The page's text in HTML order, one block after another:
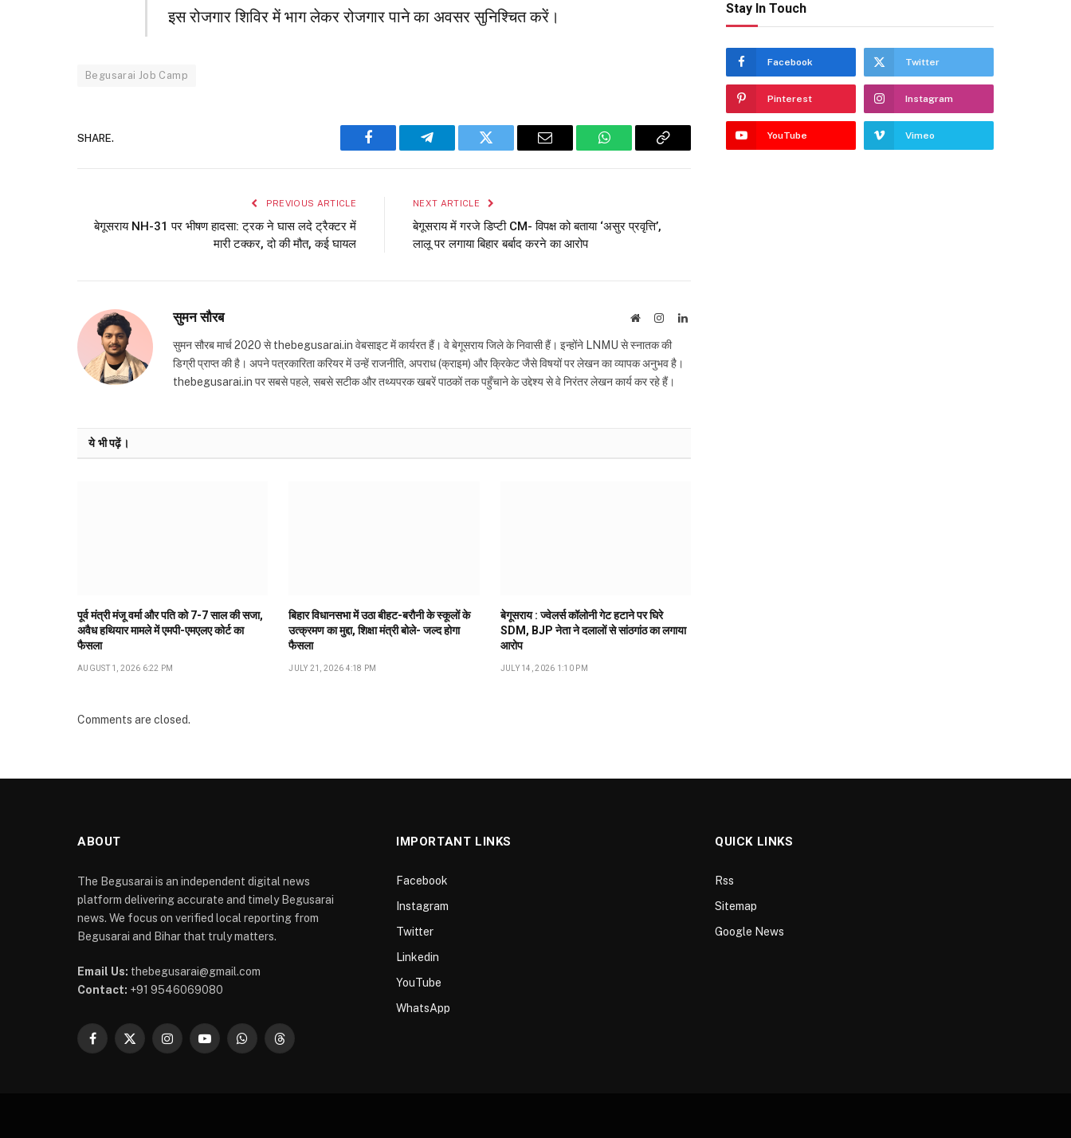
इस रोजगार शिविर में भाग लेकर रोजगार पाने का अवसर सुनिश्चित करें।
Begusarai Job Camp
SHARE.
Facebook Telegram Twitter Email WhatsAppCopy
PREVIOUS ARTICLE
बेगूसराय NH-31 पर भीषण हादसा: ट्रक ने घास लदे ट्रैक्टर में
मारी टक्कर, दो की मौत, कई घायल
NEXT ARTICLE
बेगूसराय में गरजे डिप्टी CM- विपक्ष को बताया ‘असुर प्रवृत्ति’,
लालू पर लगाया बिहार बर्बाद करने का आरोप
सुमन सौरब WebsiteInstagramLinkedIn
सुमन सौरब मार्च 2020 से thebegusarai.in वेबसाइट में कार्यरत हैं। वे बेगूसराय जिले के निवासी हैं। इन्होंने LNMU से स्नातक की
डिग्री प्राप्त की है। अपने पत्रकारिता करियर में उन्हें राजनीति, अपराध (क्राइम) और क्रिकेट जैसे विषयों पर लेखन का व्यापक अनुभव है।
thebegusarai.in पर सबसे पहले, सबसे सटीक और तथ्यपरक खबरें पाठकों तक पहुँचाने के उद्देश्य से वे निरंतर लेखन कार्य कर रहे हैं।
ये भी पढ़ें।
पूर्व मंत्री मंजू वर्मा और पति को 7-7 साल की सजा,
अवैध हथियार मामले में एमपी-एमएलए कोर्ट का
फैसला
AUGUST 1, 2026 6:22 PM
बिहार विधानसभा में उठा बीहट-बरौनी के स्कूलों के
उत्क्रमण का मुद्दा, शिक्षा मंत्री बोले- जल्द होगा
फैसला
JULY 21, 2026 4:18 PM
बेगूसराय : ज्वेलर्स कॉलोनी गेट हटाने पर घिरे
SDM, BJP नेता ने दलालों से सांठगांठ का लगाया
आरोप
JULY 14, 2026 1:10 PM
Comments are closed.
Stay In Touch
Facebook Twitter
Pinterest Instagram
YouTube Vimeo
ABOUT
The Begusarai is an independent digital news
platform delivering accurate and timely Begusarai
news. We focus on verified local reporting from
Begusarai and Bihar that truly matters.
Email Us: thebegusarai@gmail.com
Contact: +91 9546069080
Facebook
X
InstagramYouTubeWhatsAppThreads
IMPORTANT LINKS
Facebook
Instagram
Twitter
Linkedin
YouTube
WhatsApp
QUICK LINKS
Rss
Sitemap
Google News